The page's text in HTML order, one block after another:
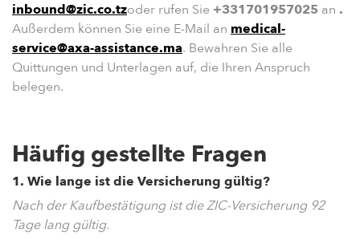
inbound@zic.co.tzoder rufen Sie +331701957025 an .
Außerdem können Sie eine E-Mail an medical-
service@axa-assistance.ma. Bewahren Sie alle
Quittungen und Unterlagen auf, die Ihren Anspruch
belegen.
Häufig gestellte Fragen
1. Wie lange ist die Versicherung gültig?
Nach der Kaufbestätigung ist die ZIC-Versicherung 92
Tage lang gültig.